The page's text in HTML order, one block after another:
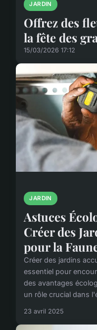
JARDIN
Offrez des
la fête des
15/03/2026 17:12
JARDIN
Astuces
Créer des
pour la
Créer des jardins
essentiel pour
des avantages
un rôle crucial dans
23 avril 2025